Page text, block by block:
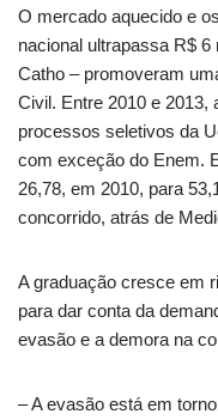
O mercado aquecido e
nacional ultrapassa R$
Catho – promoveram
Civil. Entre 2010 e 2013,
processos seletivos da
com exceção do Enem.
26,78, em 2010, para
concorrido, atrás de
A graduação cresce em
para dar conta da
evasão e a demora na
– A evasão está em